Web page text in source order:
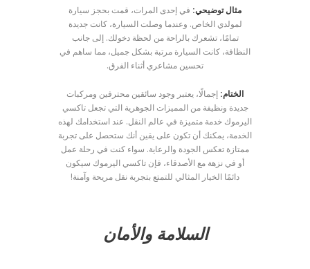
مثال توضيحي: في إحدى المرات، قمت بحجز سيارة
لمولدي الخاص. وعندما وصلت السيارة، كانت جديدة
تمامًا، تشعرك بالراحة من لحظة دخولك. إلى جانب
النظافة، كانت السيارة مرتبة بشكل جميل، مما ساهم في
تحسين مشاعري أثناء الفرق.
الختام: إجمالًا، يعتبر وجود سائقين محترفين ومركبات
جديدة ونظيفة من المميزات الجوهرية التي تجعل تاكسي
اليرموك خدمة متميزة في عالم النقل. عند استخدامك لهذه
الخدمة، يمكنك أن تكون على يقين أنك ستحصل على تجربة
ممتازة تعكس الجودة والرعاية. سواء كنت في رحلة عمل
أو في نزهة مع الأصدقاء، فإن تاكسي اليرموك سيكون
دائمًا الخيار المثالي للتمتع بتجربة نقل مريحة وآمنة!
السلامة والأمان